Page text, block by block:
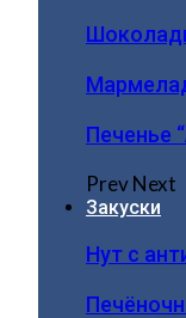
Печенье
PrevNext
Закуски
Нут с